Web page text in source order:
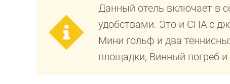
Данный отель включает в
удобствами. Это и СПА с
Мини гольф и два
площадки, Винный погреб